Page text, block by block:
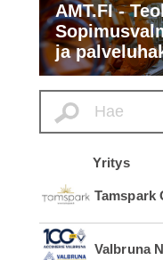
AMT.FI -
ja
Yritys
Tamspark
Valbruna